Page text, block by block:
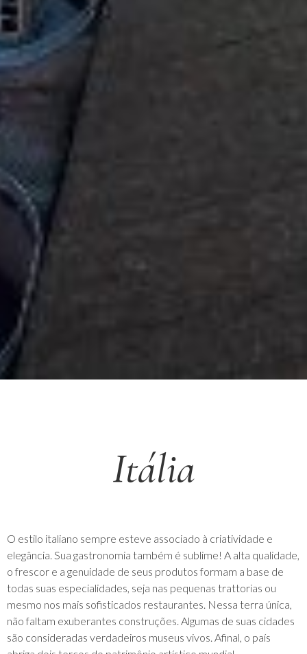
Itália
O estilo italiano sempre esteve associado à criatividade e
elegância. Sua gastronomia também é sublime! A alta qualidade,
o frescor e a genuidade de seus produtos formam a base de
todas suas especialidades, seja nas pequenas trattorias ou
mesmo nos mais sofisticados restaurantes. Nessa terra única,
não faltam exuberantes construções. Algumas de suas cidades
são consideradas verdadeiros museus vivos. Afinal, o país